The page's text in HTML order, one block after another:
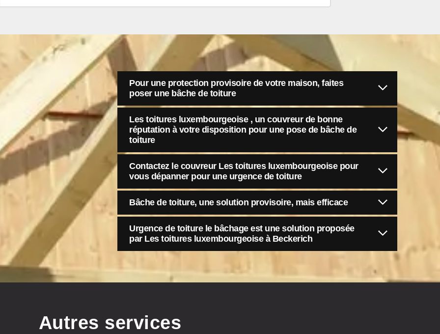
Pour une protection provisoire de votre maison, faites
poser une bâche de toiture
Les toitures luxembourgeoise , un couvreur de bonne
réputation à votre disposition pour une pose de bâche de
toiture
Contactez le couvreur Les toitures luxembourgeoise pour
vous dépanner pour une urgence de toiture
Bâche de toiture, une solution provisoire, mais efficace
Urgence de toiture le bâchage est une solution proposée
par Les toitures luxembourgeoise à Beckerich
Autres services